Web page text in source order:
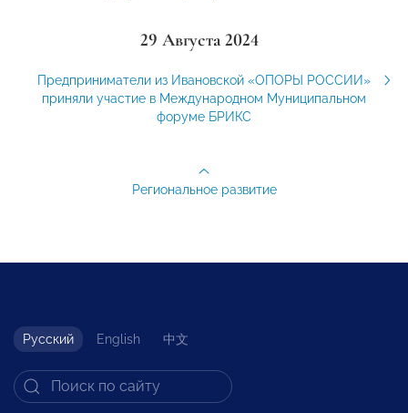
29 Августа 2024
Предприниматели из Ивановской «ОПОРЫ РОССИИ»
приняли участие в Международном Муниципальном
форуме БРИКС
Региональное развитие
Русский English 中文